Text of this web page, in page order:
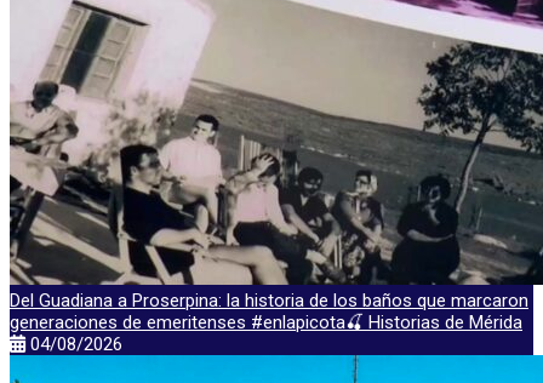
Del Guadiana a Proserpina: la historia de los baños que marcaron
generaciones de emeritenses #enlapicota🍒 Historias de Mérida
04/08/2026